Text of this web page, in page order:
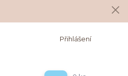
Přihlášení